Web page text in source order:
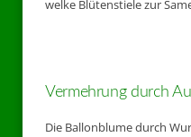
welke Blütenstiele zur
Vermehrung durch
Die Ballonblume durch